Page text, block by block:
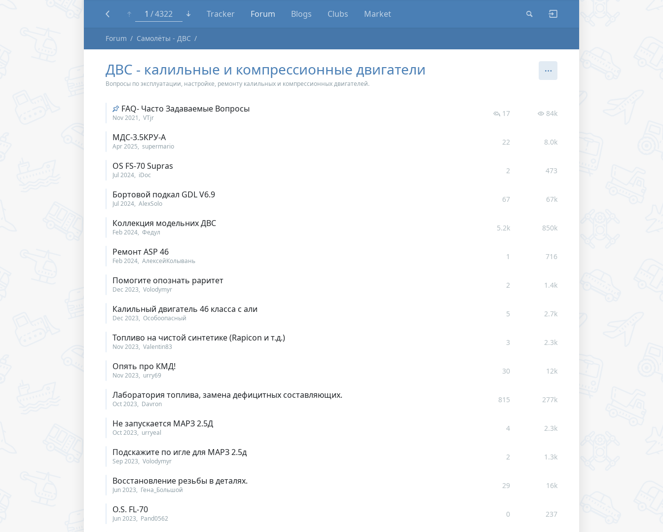
1 4322 Tracker Forum Blogs Clubs Market
Forum Самолёты - ДВС
ДВС - калильные и компрессионные двигатели
Вопросы по эксплуатации, настройке, ремонту калильных и компрессионных двигателей.
FAQ- Часто Задаваемые Вопросы
Nov 2021 VTjr 17 84k
МДС-3.5КРУ-А
Apr 2025 supermario 22 8.0k
OS FS-70 Supras
Jul 2024 iDoc 2 473
Бортовой подкал GDL V6.9
Jul 2024 AlexSolo 67 67k
Коллекция модельних ДВС
Feb 2024 Федул 5.2k 850k
Ремонт ASP 46
Feb 2024 АлексейКолывань 1 716
Помогите опознать раритет
Dec 2023 Volodymyr 2 1.4k
Калильный двигатель 46 класса с али
Dec 2023 Особоопасный 5 2.7k
Топливо на чистой синтетике (Rapicon и т.д.)
Nov 2023 Valentin83 3 2.3k
Опять про КМД!
Nov 2023 urry69 30 12k
Лаборатория топлива, замена дефицитных составляющих.
Oct 2023 Davron 815 277k
Не запускается МАРЗ 2.5Д
Oct 2023 urryeal 4 2.3k
Подскажите по игле для МАРЗ 2.5д
Sep 2023 Volodymyr 2 1.3k
Восстановление резьбы в деталях.
Jun 2023 Гена_Большой 29 16k
O.S. FL-70
Jun 2023 Pand0562 0 237